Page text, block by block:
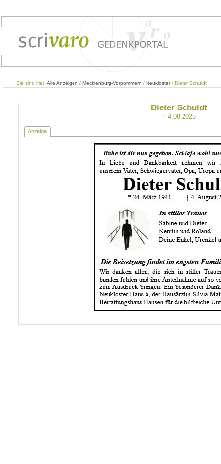
Sie sind hier: Alle Anzeigen / Mecklenburg-Vorpommern / Neukloster/ Dieter Schuldt
Dieter Schuldt
† 4.08.2025
Anzeige